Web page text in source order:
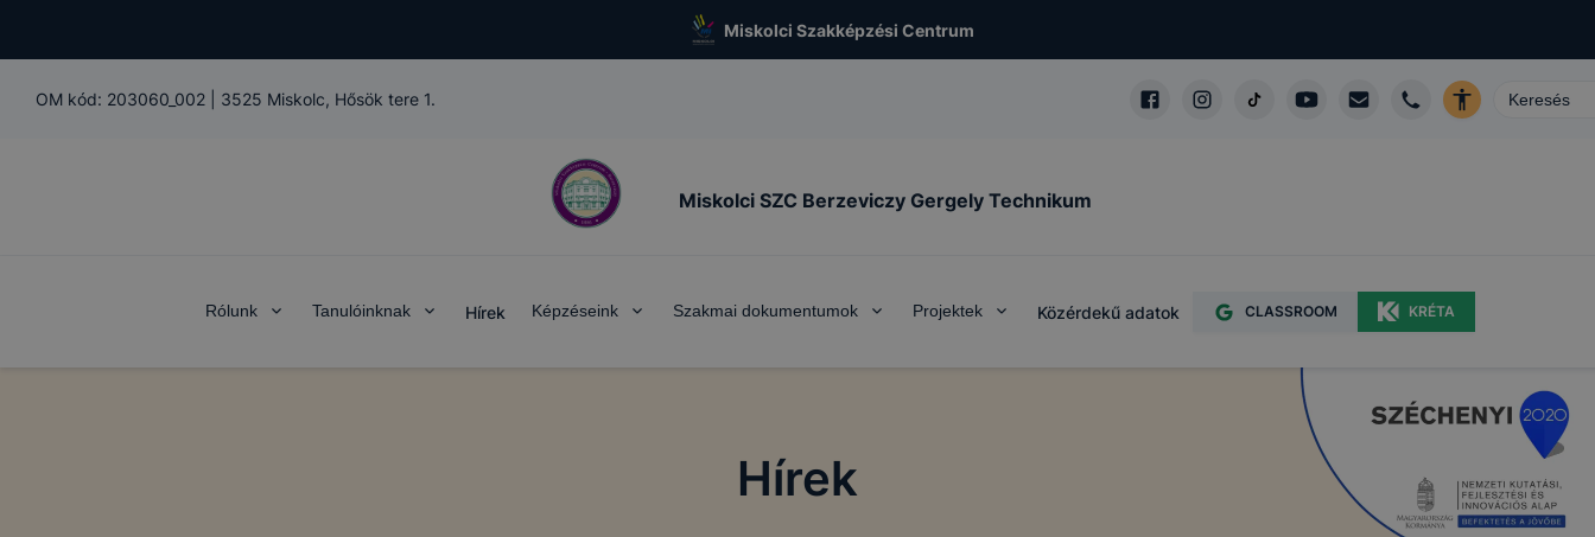
Miskolci Szakképzési Centrum
OM kód: 203060_002 3525 Miskolc, Hősök tere 1.
Miskolci SZC Berzeviczy Gergely Technikum
Rólunk Tanulóinknak Hírek Képzéseink Szakmai dokumentumok Projektek Közérdekű adatok CLASSROOM KRÉTA
Hírek